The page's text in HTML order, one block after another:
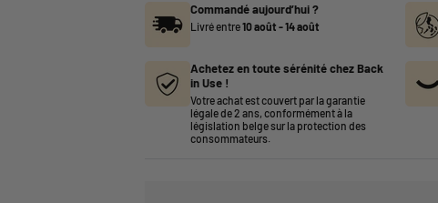
Commandé aujourd’hui ?
Livré entre10 août -14 août
Achetez en toute sérénité chez Back
in Use !
Votre achat est couvert par la garantie
légale de 2 ans, conformément à la
législation belge sur la protection des
consommateurs.